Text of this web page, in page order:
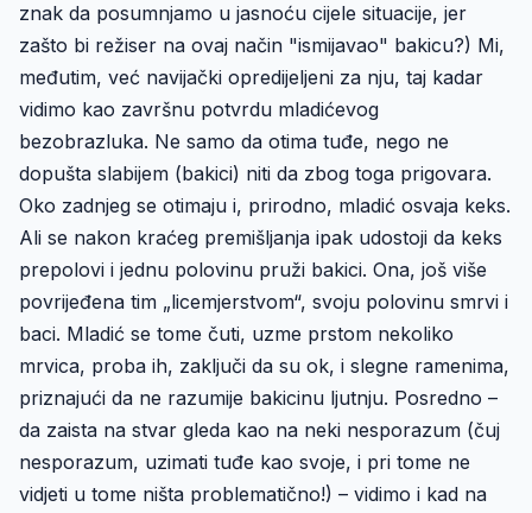
znak da posumnjamo u jasnoću cijele situacije, jer
zašto bi režiser na ovaj način "ismijavao" bakicu?) Mi,
međutim, već navijački opredijeljeni za nju, taj kadar
vidimo kao završnu potvrdu mladićevog
bezobrazluka. Ne samo da otima tuđe, nego ne
dopušta slabijem (bakici) niti da zbog toga prigovara.
Oko zadnjeg se otimaju i, prirodno, mladić osvaja keks.
Ali se nakon kraćeg premišljanja ipak udostoji da keks
prepolovi i jednu polovinu pruži bakici. Ona, još više
povrijeđena tim „licemjerstvom“, svoju polovinu smrvi i
baci. Mladić se tome čuti, uzme prstom nekoliko
mrvica, proba ih, zaključi da su ok, i slegne ramenima,
priznajući da ne razumije bakicinu ljutnju. Posredno –
da zaista na stvar gleda kao na neki nesporazum (čuj
nesporazum, uzimati tuđe kao svoje, i pri tome ne
vidjeti u tome ništa problematično!) – vidimo i kad na